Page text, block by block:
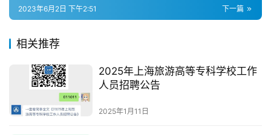
下一篇
2023年6月2日 下午2:51
相关推荐
2025年上海旅游高等专科学校工作
人员招聘公告
2025年1月11日